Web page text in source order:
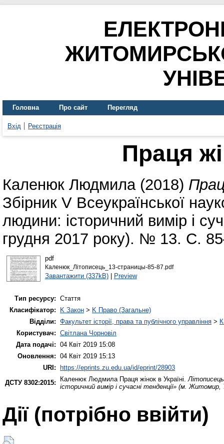
Головна Про сайт Перегляд
Вхід Реєстрація
Праця
Каленюк Людмила(2018)
Збірник V Всеукраїнської
людини: історичний вимір і
грудня 2017 року). № 13. С.
pdf
Каленюк_Літописець_13-страницы-85-87.pdf
Завантажити (337kB)| Preview
Тип ресурсу: Стаття
Класифікатор:
K Закон > K Право (Загальне)
Відділи: Факультет історії, права та публічного управління >
Користувач: Світлана Чорновіл
Дата подачі: 04 Квіт 2019 15:08
Оновлення: 04 Квіт 2019 15:13
URI:
https://eprints.zu.edu.ua/id/eprint/28903
ДСТУ 8302:2015:
Каленюк ЛюдмилаПраця жінок в Україні.
історичний вимір і сучасні тенденції» (м. Житомир,
Дії ​​(потрібно ввійти)